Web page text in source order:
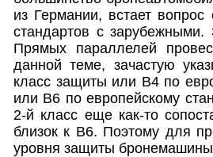
из Германии, встает вопрос
стандартов с
Прямых параллелей
данной теме, зачастую
класс защиты или В4 по
или В6 по европейскому
2-й класс еще как-то
близок к В6. Поэтому для
уровня защиты